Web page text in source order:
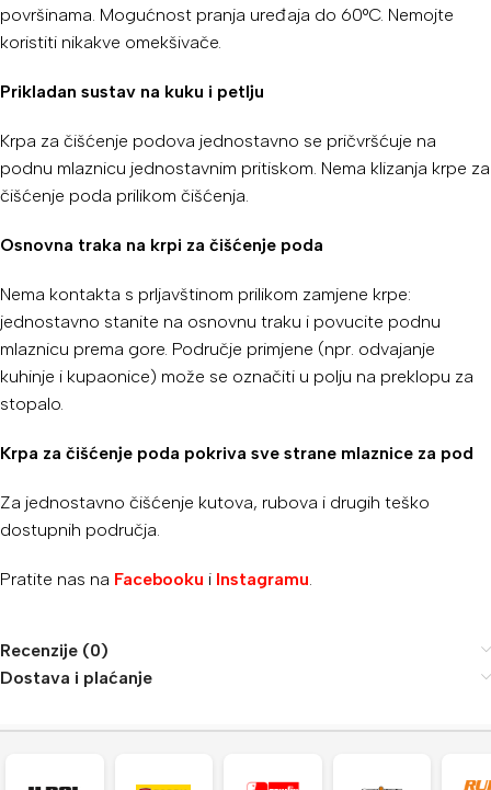
površinama. Mogućnost pranja uređaja do 60°C. Nemojte
koristiti nikakve omekšivače.
Prikladan sustav na kuku i petlju
Krpa za čišćenje podova jednostavno se pričvršćuje na
podnu mlaznicu jednostavnim pritiskom. Nema klizanja krpe za
čišćenje poda prilikom čišćenja.
Osnovna traka na krpi za čišćenje poda
Nema kontakta s prljavštinom prilikom zamjene krpe:
jednostavno stanite na osnovnu traku i povucite podnu
mlaznicu prema gore. Područje primjene (npr. odvajanje
kuhinje i kupaonice) može se označiti u polju na preklopu za
stopalo.
Krpa za čišćenje poda pokriva sve strane mlaznice za pod
Za jednostavno čišćenje kutova, rubova i drugih teško
dostupnih područja.
Pratite nas na Facebooku i Instagramu.
Recenzije (0)
Dostava i plaćanje